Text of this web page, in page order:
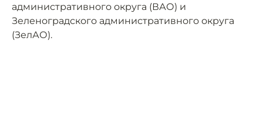
административного округа (ВАО) и
Зеленоградского административного округа
(ЗелАО).